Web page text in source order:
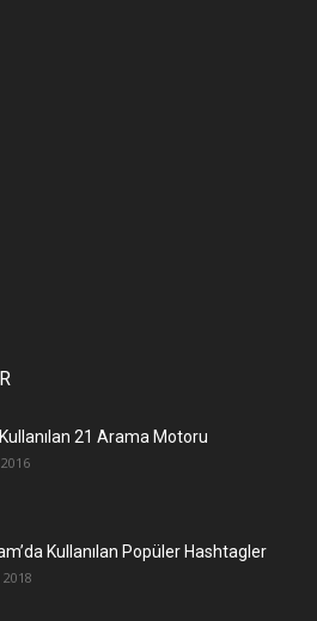
21 Arama Motoru
Kullanılan Popüler Hashtagler
2018